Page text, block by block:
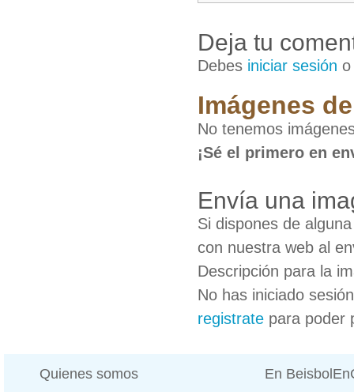
Deja tu
Debes iniciar sesión
Imágenes
No tenemos
¡Sé el primero en
Envía una
Si dispones de
con nuestra web al
Descripción para la
No has iniciado
registrate para poder
Quienes somos En